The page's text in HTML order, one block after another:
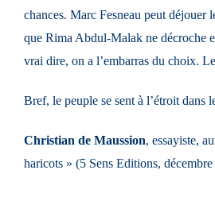
chances. Marc Fesneau peut déjouer
que Rima Abdul-Malak ne décroche
vrai dire, on a l’embarras du choix.
Bref, le peuple se sent à l’étroit dans
Christian de Maussion, essayiste,
haricots » (5 Sens Editions,